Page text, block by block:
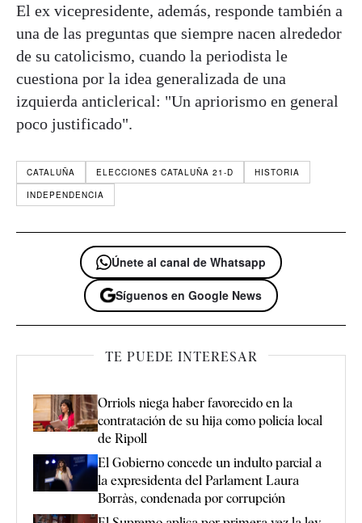
El ex vicepresidente, además, responde también a
una de las preguntas que siempre nacen alrededor
de su catolicismo, cuando la periodista le
cuestiona por la idea generalizada de una
izquierda anticlerical: "Un apriorismo en general
poco justificado".
CATALUÑA ELECCIONES CATALUÑA 21-D
HISTORIA
INDEPENDENCIA
Únete al canal de Whatsapp
Síguenos en Google News
TE PUEDE INTERESAR
Orriols niega haber favorecido en la
contratación de su hija como policía local
de Ripoll
El Gobierno concede un indulto parcial a
la expresidenta del Parlament Laura
Borràs, condenada por corrupción